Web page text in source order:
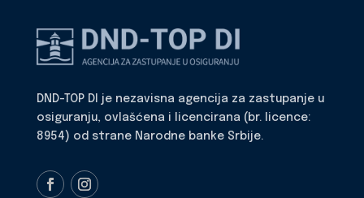
DND-TOP DI je nezavisna agencija za zastupanje u
osiguranju, ovlašćena i licencirana (br. licence:
8954) od strane Narodne banke Srbije.